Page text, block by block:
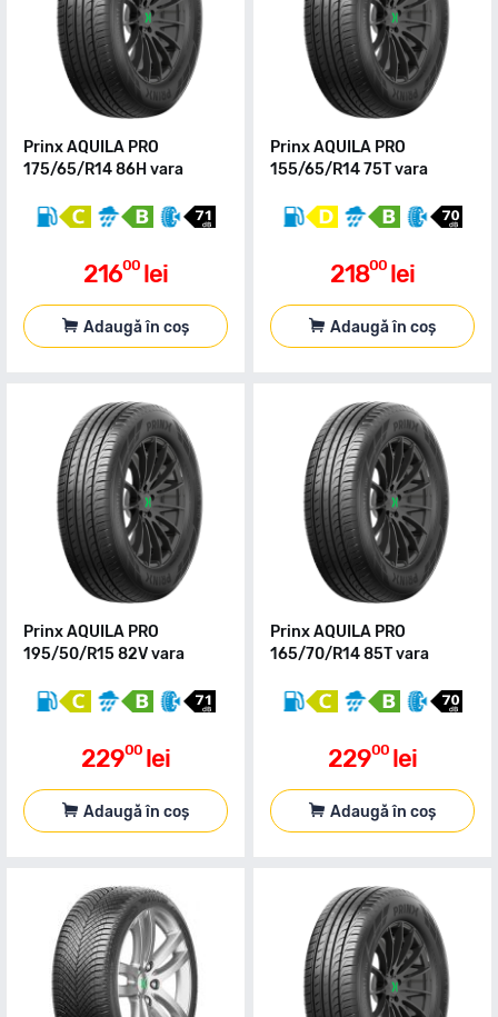
Prinx AQUILA PRO
175/65/R14 86H vara
21600 lei
Adaugă în coș
Prinx AQUILA PRO
155/65/R14 75T vara
21800 lei
Adaugă în coș
Prinx AQUILA PRO
195/50/R15 82V vara
22900 lei
Adaugă în coș
Prinx AQUILA PRO
165/70/R14 85T vara
22900 lei
Adaugă în coș